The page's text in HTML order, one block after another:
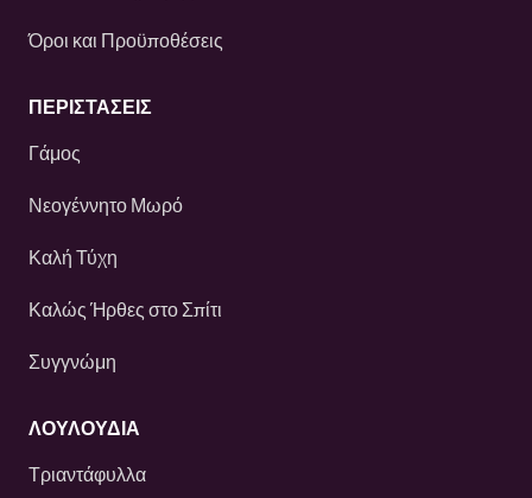
Όροι και Προϋποθέσεις
ΠΕΡΙΣΤΆΣΕΙΣ
Γάμος
Νεογέννητο Μωρό
Καλή Τύχη
Καλώς Ήρθες στο Σπίτι
Συγγνώμη
ΛΟΥΛΟΎΔΙΑ
Τριαντάφυλλα